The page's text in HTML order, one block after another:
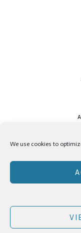
We use cookies to